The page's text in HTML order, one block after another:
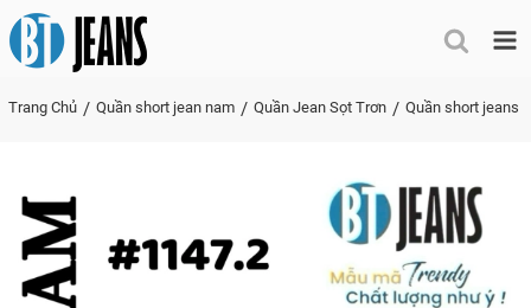
Trang Chủ Quần short jean nam Quần Jean Sọt Trơn Quần short jeans